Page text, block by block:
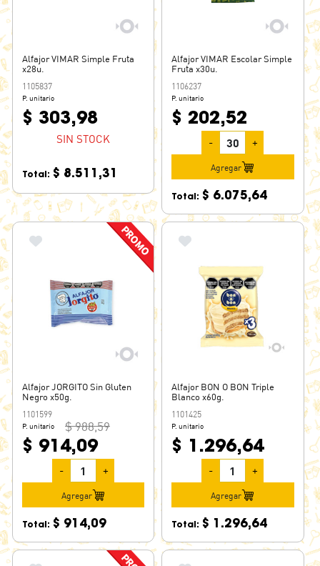
Alfajor VIMAR Simple Fruta
x28u.
1105837
P. unitario
$ 303,98
SIN STOCK
Total: $ 8.511,31
Alfajor VIMAR Escolar Simple
Fruta x30u.
1106237
P. unitario
$ 202,52
- +
Agregar
Total: $ 6.075,64
Alfajor JORGITO Sin Gluten
Negro x50g.
1101599
P. unitario $ 988,59
$ 914,09
- +
Agregar
Total: $ 914,09
Alfajor BON O BON Triple
Blanco x60g.
1101425
P. unitario
$ 1.296,64
- +
Agregar
Total: $ 1.296,64